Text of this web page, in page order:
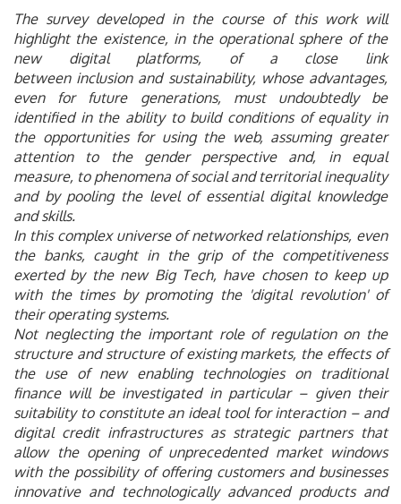
The survey developed in the course of this work will
highlight the existence, in the operational sphere of the
new digital platforms, of a close link
between inclusion and sustainability, whose advantages,
even for future generations, must undoubtedly be
identified in the ability to build conditions of equality in
the opportunities for using the web, assuming greater
attention to the gender perspective and, in equal
measure, to phenomena of social and territorial inequality
and by pooling the level of essential digital knowledge
and skills.
In this complex universe of networked relationships, even
the banks, caught in the grip of the competitiveness
exerted by the new Big Tech, have chosen to keep up
with the times by promoting the 'digital revolution' of
their operating systems.
Not neglecting the important role of regulation on the
structure and structure of existing markets, the effects of
the use of new enabling technologies on traditional
finance will be investigated in particular – given their
suitability to constitute an ideal tool for interaction – and
digital credit infrastructures as strategic partners that
allow the opening of unprecedented market windows
with the possibility of offering customers and businesses
innovative and technologically advanced products and